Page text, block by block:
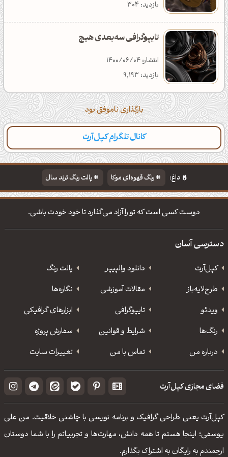
بازدید: 304
تایپوگرافی سه‌بعدی هیچ
انتشار: 1400/06/04
بازدید: 9,193
بارگذاری ناموفق بود
کانال تلگرام کپل‌آرت
دسته‌بندی مطالب تازه تایپوگرافی پالت‌ها
داغ: رنگ قهوه‌ای موکا
پالت رنگ ترند سال
دانلود والپیپر مذهبی
تایپوگرافی شعر مولانا
دوست کسی است که تو را آزاد می‌گذارد تا خود خودت باشی.
دسترسی آسان
کپل‌آرت دانلود‌ والپیپر
پالت رنگ
طرح‌لایه‌باز
مقالات آموزشی
نگاره‌ها
ویدئو
‌تایپوگرافی
ابزارهای گرافیکی
رنگ‌ها
شرایط و قوانین
سفارش پروژه
درباره من
تماس با من تغییرات سایت
فضای مجازی کپل‌آرت
کپل‌آرت یعنی طراحی گرافیک و برنامه نویسی با چاشنی خلاقیت. من علی
یوسفی؛ اینجا هستم تا همه دانش، مهارت‌‌ها و تجربیاتم را با شما دوستان
ارجمندم به رایگان به اشتراک بگذارم.